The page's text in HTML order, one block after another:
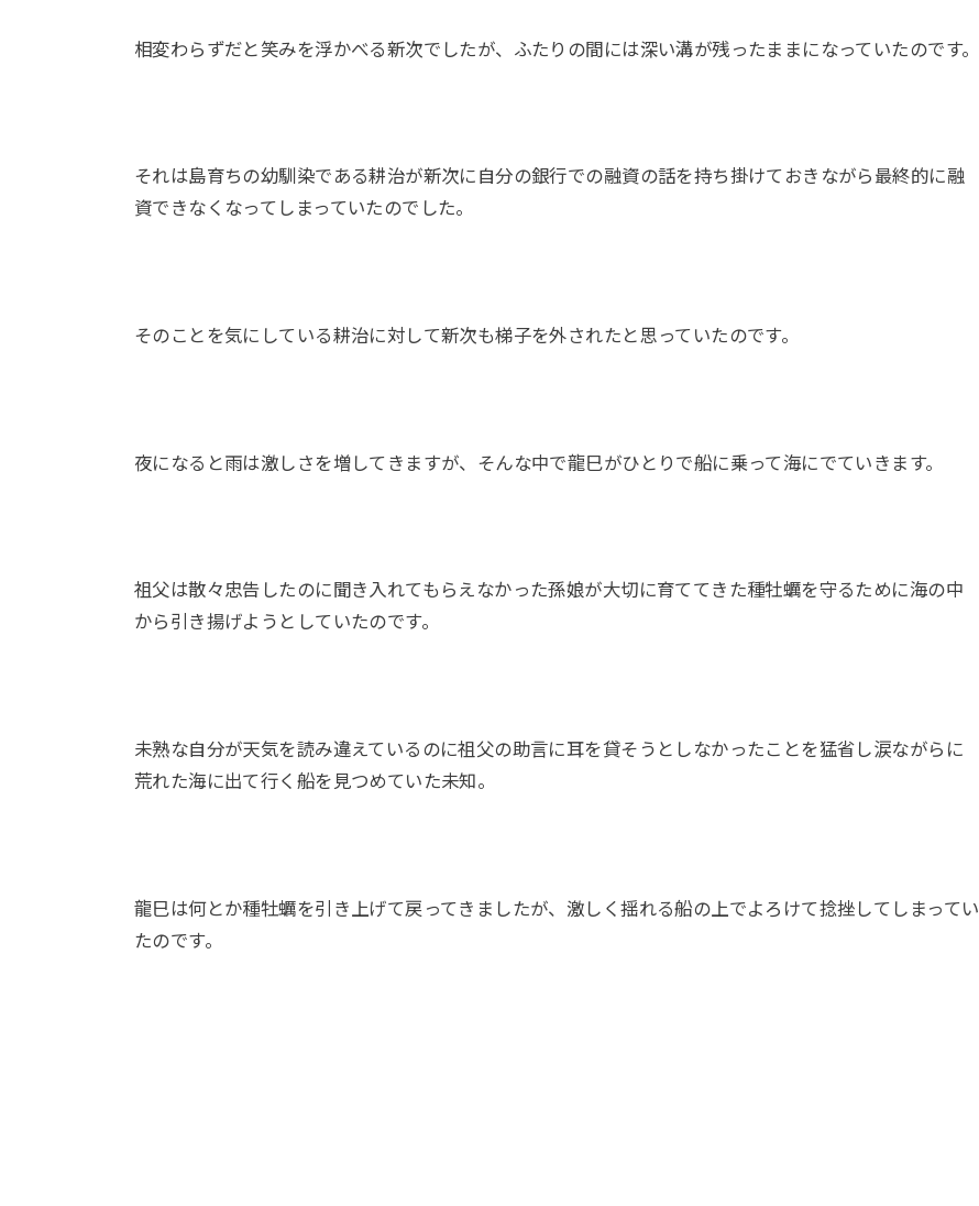
相変わらずだと笑みを浮かべる新次でしたが、ふたりの間には深い溝が残ったままになっていたのです。
それは島育ちの幼馴染である耕治が新次に自分の銀行での融資の話を持ち掛けておきながら最終的に融
資できなくなってしまっていたのでした。
そのことを気にしている耕治に対して新次も梯子を外されたと思っていたのです。
夜になると雨は激しさを増してきますが、そんな中で龍巳がひとりで船に乗って海にでていきます。
祖父は散々忠告したのに聞き入れてもらえなかった孫娘が大切に育ててきた種牡蠣を守るために海の中
から引き揚げようとしていたのです。
未熟な自分が天気を読み違えているのに祖父の助言に耳を貸そうとしなかったことを猛省し涙ながらに
荒れた海に出て行く船を見つめていた未知。
龍巳は何とか種牡蠣を引き上げて戻ってきましたが、激しく揺れる船の上でよろけて捻挫してしまってい
たのです。